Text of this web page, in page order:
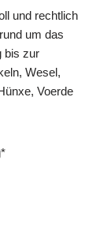
und rechtlich
um das
bis zur
Wesel,
Voerde